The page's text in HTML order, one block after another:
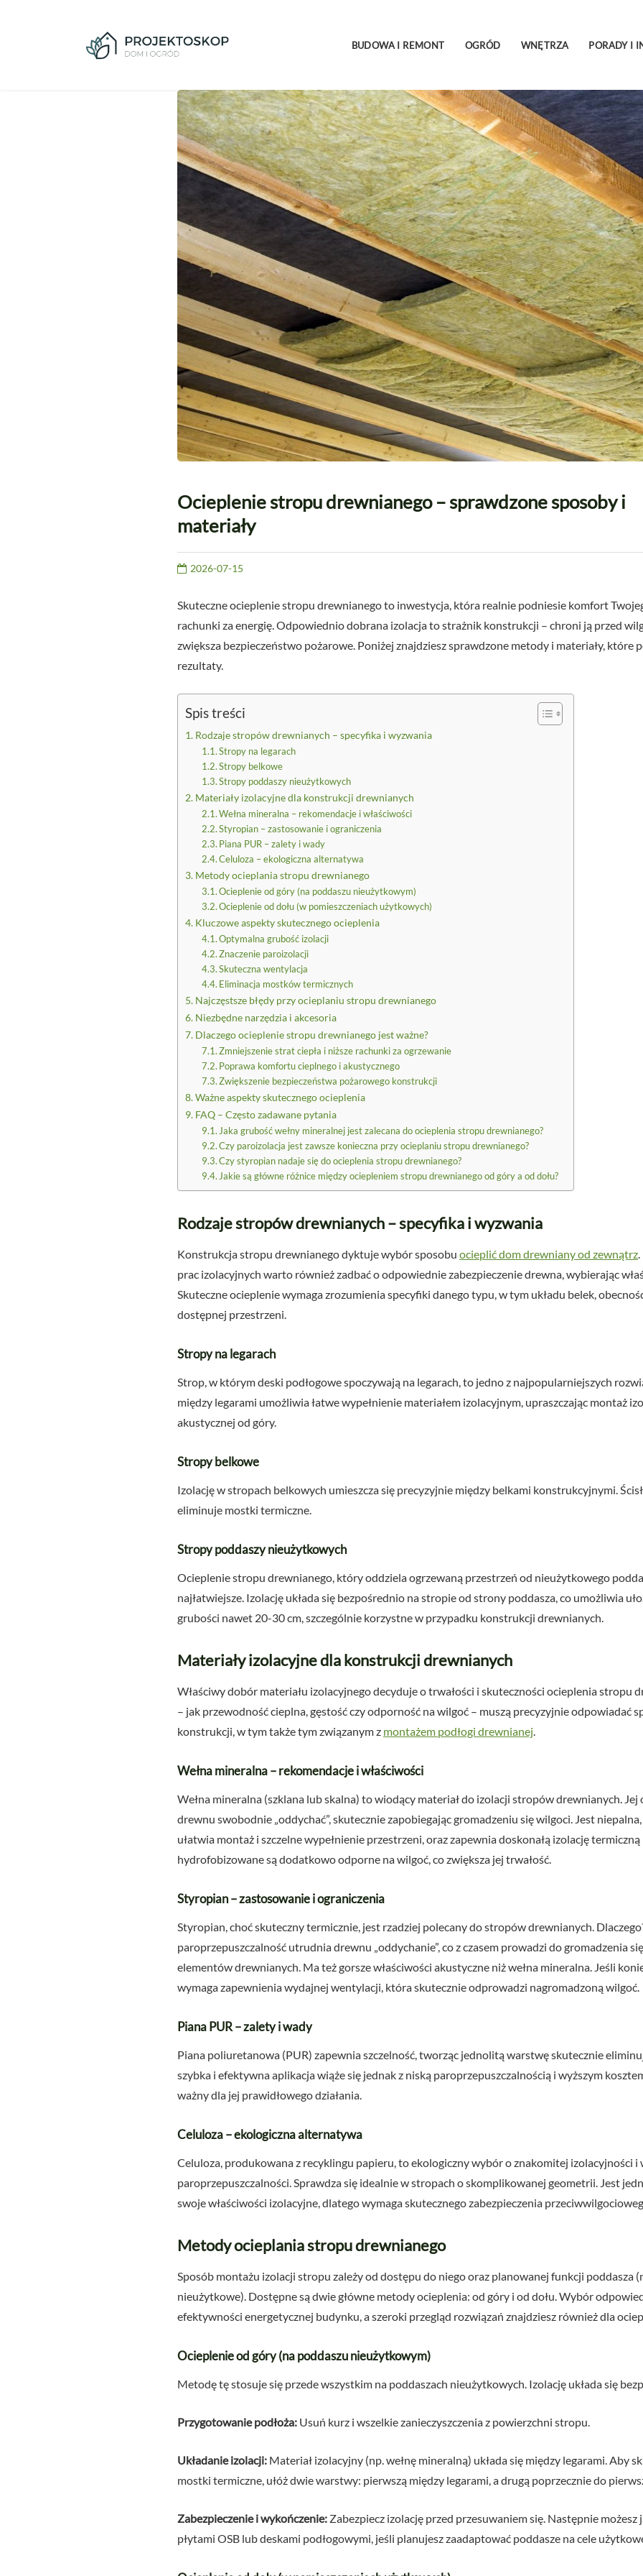
BUDOWA I REMONT OGRÓD WNĘTRZA PORADY I
Ocieplenie stropu drewnianego – sprawdzone sposoby i
materiały
2026-07-15
Skuteczne ocieplenie stropu drewnianego to inwestycja, która realnie podniesie komfort
rachunki za energię. Odpowiednio dobrana izolacja to strażnik konstrukcji – chroni ją przed
zwiększa bezpieczeństwo pożarowe. Poniżej znajdziesz sprawdzone metody i materiały, które
rezultaty.
Spis treści
Rodzaje stropów drewnianych – specyfika i wyzwania
Stropy na legarach
Stropy belkowe
Stropy poddaszy nieużytkowych
Materiały izolacyjne dla konstrukcji drewnianych
Wełna mineralna – rekomendacje i właściwości
Styropian – zastosowanie i ograniczenia
Piana PUR – zalety i wady
Celuloza – ekologiczna alternatywa
Metody ocieplania stropu drewnianego
Ocieplenie od góry (na poddaszu nieużytkowym)
Ocieplenie od dołu (w pomieszczeniach użytkowych)
Kluczowe aspekty skutecznego ocieplenia
Optymalna grubość izolacji
Znaczenie paroizolacji
Skuteczna wentylacja
Eliminacja mostków termicznych
Najczęstsze błędy przy ocieplaniu stropu drewnianego
Niezbędne narzędzia i akcesoria
Dlaczego ocieplenie stropu drewnianego jest ważne?
Zmniejszenie strat ciepła i niższe rachunki za ogrzewanie
Poprawa komfortu cieplnego i akustycznego
Zwiększenie bezpieczeństwa pożarowego konstrukcji
Ważne aspekty skutecznego ocieplenia
FAQ – Często zadawane pytania
Jaka grubość wełny mineralnej jest zalecana do ocieplenia stropu drewnianego?
Czy paroizolacja jest zawsze konieczna przy ocieplaniu stropu drewnianego?
Czy styropian nadaje się do ocieplenia stropu drewnianego?
Jakie są główne różnice między ociepleniem stropu drewnianego od góry a od dołu?
Rodzaje stropów drewnianych – specyfika i wyzwania
Konstrukcja stropu drewnianego dyktuje wybór sposobu ocieplić dom drewniany od zewnątrz
prac izolacyjnych warto również zadbać o odpowiednie zabezpieczenie drewna, wybierając
Skuteczne ocieplenie wymaga zrozumienia specyfiki danego typu, w tym układu belek,
dostępnej przestrzeni.
Stropy na legarach
Strop, w którym deski podłogowe spoczywają na legarach, to jedno z najpopularniejszych
między legarami umożliwia łatwe wypełnienie materiałem izolacyjnym, upraszczając montaż
akustycznej od góry.
Stropy belkowe
Izolację w stropach belkowych umieszcza się precyzyjnie między belkami konstrukcyjnymi.
eliminuje mostki termiczne.
Stropy poddaszy nieużytkowych
Ocieplenie stropu drewnianego, który oddziela ogrzewaną przestrzeń od nieużytkowego
najłatwiejsze. Izolację układa się bezpośrednio na stropie od strony poddasza, co umożliwia
grubości nawet 20-30 cm, szczególnie korzystne w przypadku konstrukcji drewnianych.
Materiały izolacyjne dla konstrukcji drewnianych
Właściwy dobór materiału izolacyjnego decyduje o trwałości i skuteczności ocieplenia stropu
– jak przewodność cieplna, gęstość czy odporność na wilgoć – muszą precyzyjnie odpowiadać
konstrukcji, w tym także tym związanym z montażem podłogi drewnianej.
Wełna mineralna – rekomendacje i właściwości
Wełna mineralna (szklana lub skalna) to wiodący materiał do izolacji stropów drewnianych.
drewnu swobodnie „oddychać”, skutecznie zapobiegając gromadzeniu się wilgoci. Jest
ułatwia montaż i szczelne wypełnienie przestrzeni, oraz zapewnia doskonałą izolację
hydrofobizowane są dodatkowo odporne na wilgoć, co zwiększa jej trwałość.
Styropian – zastosowanie i ograniczenia
Styropian, choć skuteczny termicznie, jest rzadziej polecany do stropów drewnianych.
paroprzepuszczalność utrudnia drewnu „oddychanie”, co z czasem prowadzi do gromadzenia
elementów drewnianych. Ma też gorsze właściwości akustyczne niż wełna mineralna. Jeśli
wymaga zapewnienia wydajnej wentylacji, która skutecznie odprowadzi nagromadzoną wilgoć.
Piana PUR – zalety i wady
Piana poliuretanowa (PUR) zapewnia szczelność, tworząc jednolitą warstwę skutecznie
szybka i efektywna aplikacja wiąże się jednak z niską paroprzepuszczalnością i wyższym
ważny dla jej prawidłowego działania.
Celuloza – ekologiczna alternatywa
Celuloza, produkowana z recyklingu papieru, to ekologiczny wybór o znakomitej izolacyjności i
paroprzepuszczalności. Sprawdza się idealnie w stropach o skomplikowanej geometrii. Jest
swoje właściwości izolacyjne, dlatego wymaga skutecznego zabezpieczenia
Metody ocieplania stropu drewnianego
Sposób montażu izolacji stropu zależy od dostępu do niego oraz planowanej funkcji poddasza
nieużytkowe). Dostępne są dwie główne metody ocieplenia: od góry i od dołu. Wybór
efektywności energetycznej budynku, a szeroki przegląd rozwiązań znajdziesz również dla
Ocieplenie od góry (na poddaszu nieużytkowym)
Metodę tę stosuje się przede wszystkim na poddaszach nieużytkowych. Izolację układa się
Przygotowanie podłoża: Usuń kurz i wszelkie zanieczyszczenia z powierzchni stropu.
Układanie izolacji: Materiał izolacyjny (np. wełnę mineralną) układa się między legarami. Aby
mostki termiczne, ułóż dwie warstwy: pierwszą między legarami, a drugą poprzecznie do
Zabezpieczenie i wykończenie: Zabezpiecz izolację przed przesuwaniem się. Następnie możesz
płytami OSB lub deskami podłogowymi, jeśli planujesz zaadaptować poddasze na cele